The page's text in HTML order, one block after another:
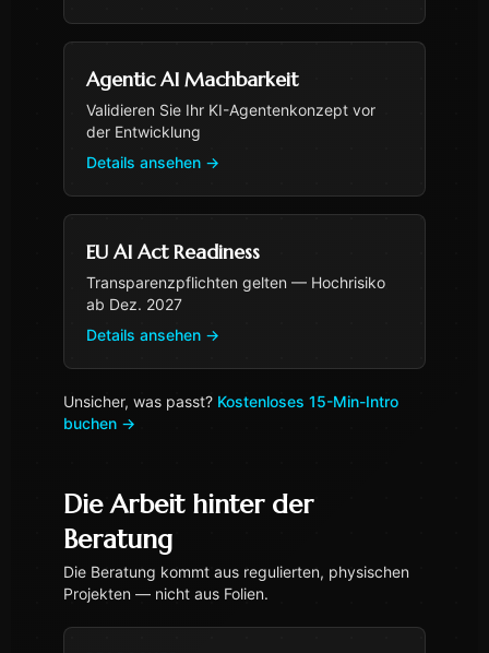
Agentic AI Machbarkeit
Validieren Sie Ihr KI-Agentenkonzept vor
der Entwicklung
Details ansehen →
EU AI Act Readiness
Transparenzpflichten gelten — Hochrisiko
ab Dez. 2027
Details ansehen →
Unsicher, was passt? Kostenloses 15-Min-Intro
buchen →
Die Arbeit hinter der
Beratung
Die Beratung kommt aus regulierten, physischen
Projekten — nicht aus Folien.